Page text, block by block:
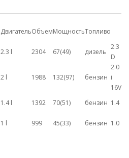
ДвигательОбъемМощностьТопливо
2.3 l 2304 67(49) дизель
2.3
D
2 l 1988 132(97) бензин
2.0
i
16V
1.4 l 1392 70(51) бензин 1.4
1 l 999 45(33) бензин 1.0